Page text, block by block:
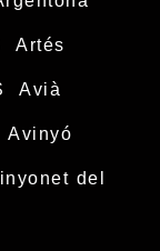
Artés
Avià
del